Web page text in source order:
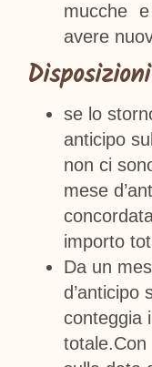
mucche
avere
se lo
anticipo
non ci
mese
importo
Da un
d’anticipo
conteggia
totale.Con